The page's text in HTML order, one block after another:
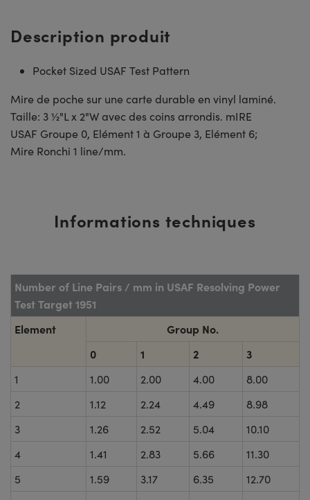
Description produit
Pocket Sized USAF Test Pattern
Mire de poche sur une carte durable en vinyl laminé.
Taille: 3 ½"L x 2"W avec des coins arrondis. mIRE
USAF Groupe 0, Elément 1 à Groupe 3, Elément 6;
Mire Ronchi 1 line/mm.
Informations techniques
Number of Line Pairs / mm in USAF Resolving Power
Test Target 1951
Element
Group No.
0
1 2 3
1 1.00 2.00 4.00
8.00
2
1.12 2.24 4.49
8.98
3
1.26 2.52 5.04
10.10
4
1.41 2.83 5.66
11.30
5
1.59 3.17 6.35
12.70